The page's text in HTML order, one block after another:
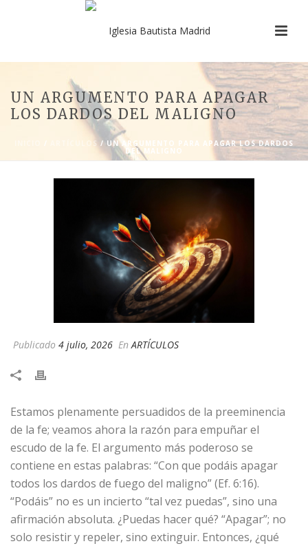
UN ARGUMENTO PARA APAGAR
LOS DARDOS DEL MALIGNO
/ ARTÍCULOS / UN ARGUMENTO PARA APAGAR LOS DARDOS
DEL MALIGNO
Publicado 4 julio, 2026 En ARTÍCULOS
Estamos plenamente persuadidos de la preeminencia
de la fe; veamos ahora la razón para empuñar el
escudo de la fe. El argumento más poderoso se
contiene en estas palabras: “Con que podáis apagar
todos los dardos de fuego del maligno” (Ef. 6:16).
“Podáis” no es un incierto “tal vez puedas”, sino una
afirmación absoluta. ¿Puedas hacer qué? “Apagar”; no
solo resistir y repeler, sino extinguir. Entonces, ¿qué